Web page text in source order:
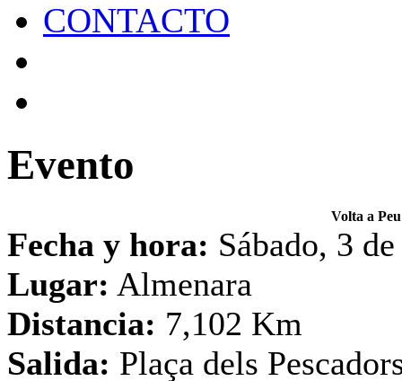
CONTACTO
Evento
Volta a
Fecha y hora: Sábado, 3
Lugar: Almenara
Distancia: 7,102 Km
Salida: Plaça dels